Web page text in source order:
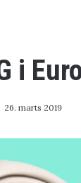
i
26. marts 2019